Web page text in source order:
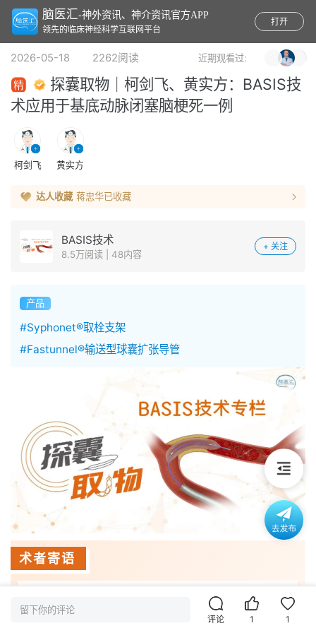
脑医汇-神外资讯、神介资讯官方APP
领先的临床神经科学互联网平台
打开
2026-05-18 2262阅读 近期观看过:
探囊取物｜柯剑飞、黄实方：BASIS技
术应用于基底动脉闭塞脑梗死一例
柯剑飞 黄实方
达人收藏 蒋忠华已收藏
BASIS技术
8.5万阅读 | 48内容
+ 关注
产品
#Syphonet®取栓支架
#Fastunnel®输送型球囊扩张导管
术者寄语
Sty with the
dIstal protection of tent retriever）
技术
留下你的评论
评论 1 1